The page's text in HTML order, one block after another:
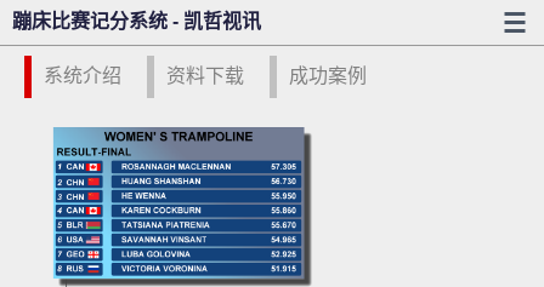
蹦床比赛记分系统 - 凯哲视讯
系统介绍 资料下载 成功案例